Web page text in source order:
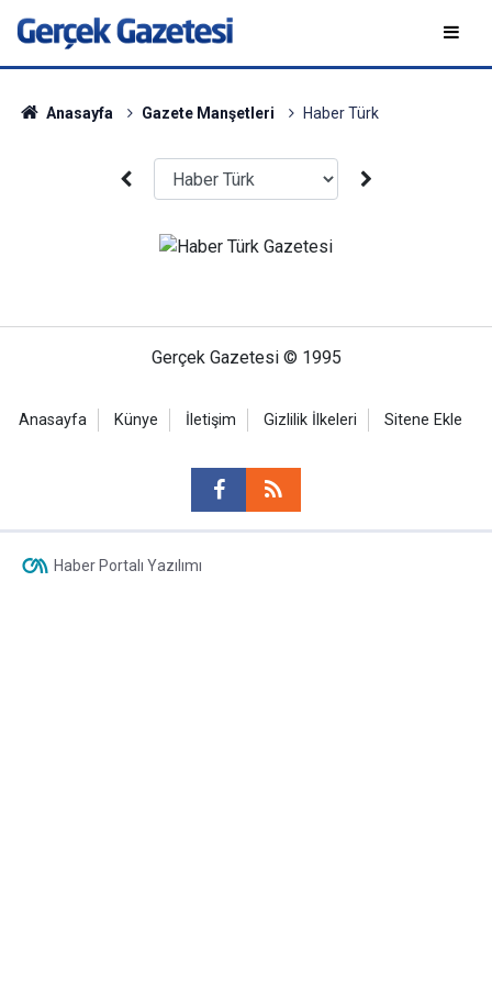
Anasayfa Gazete Manşetleri Haber Türk
Gerçek Gazetesi © 1995
Anasayfa Künye İletişim Gizlilik İlkeleri Sitene Ekle
Haber Portalı Yazılımı